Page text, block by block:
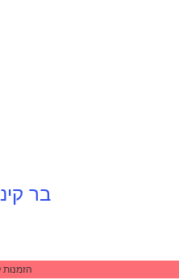
בר
הזמנות